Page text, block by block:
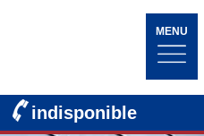
MENU
indisponible